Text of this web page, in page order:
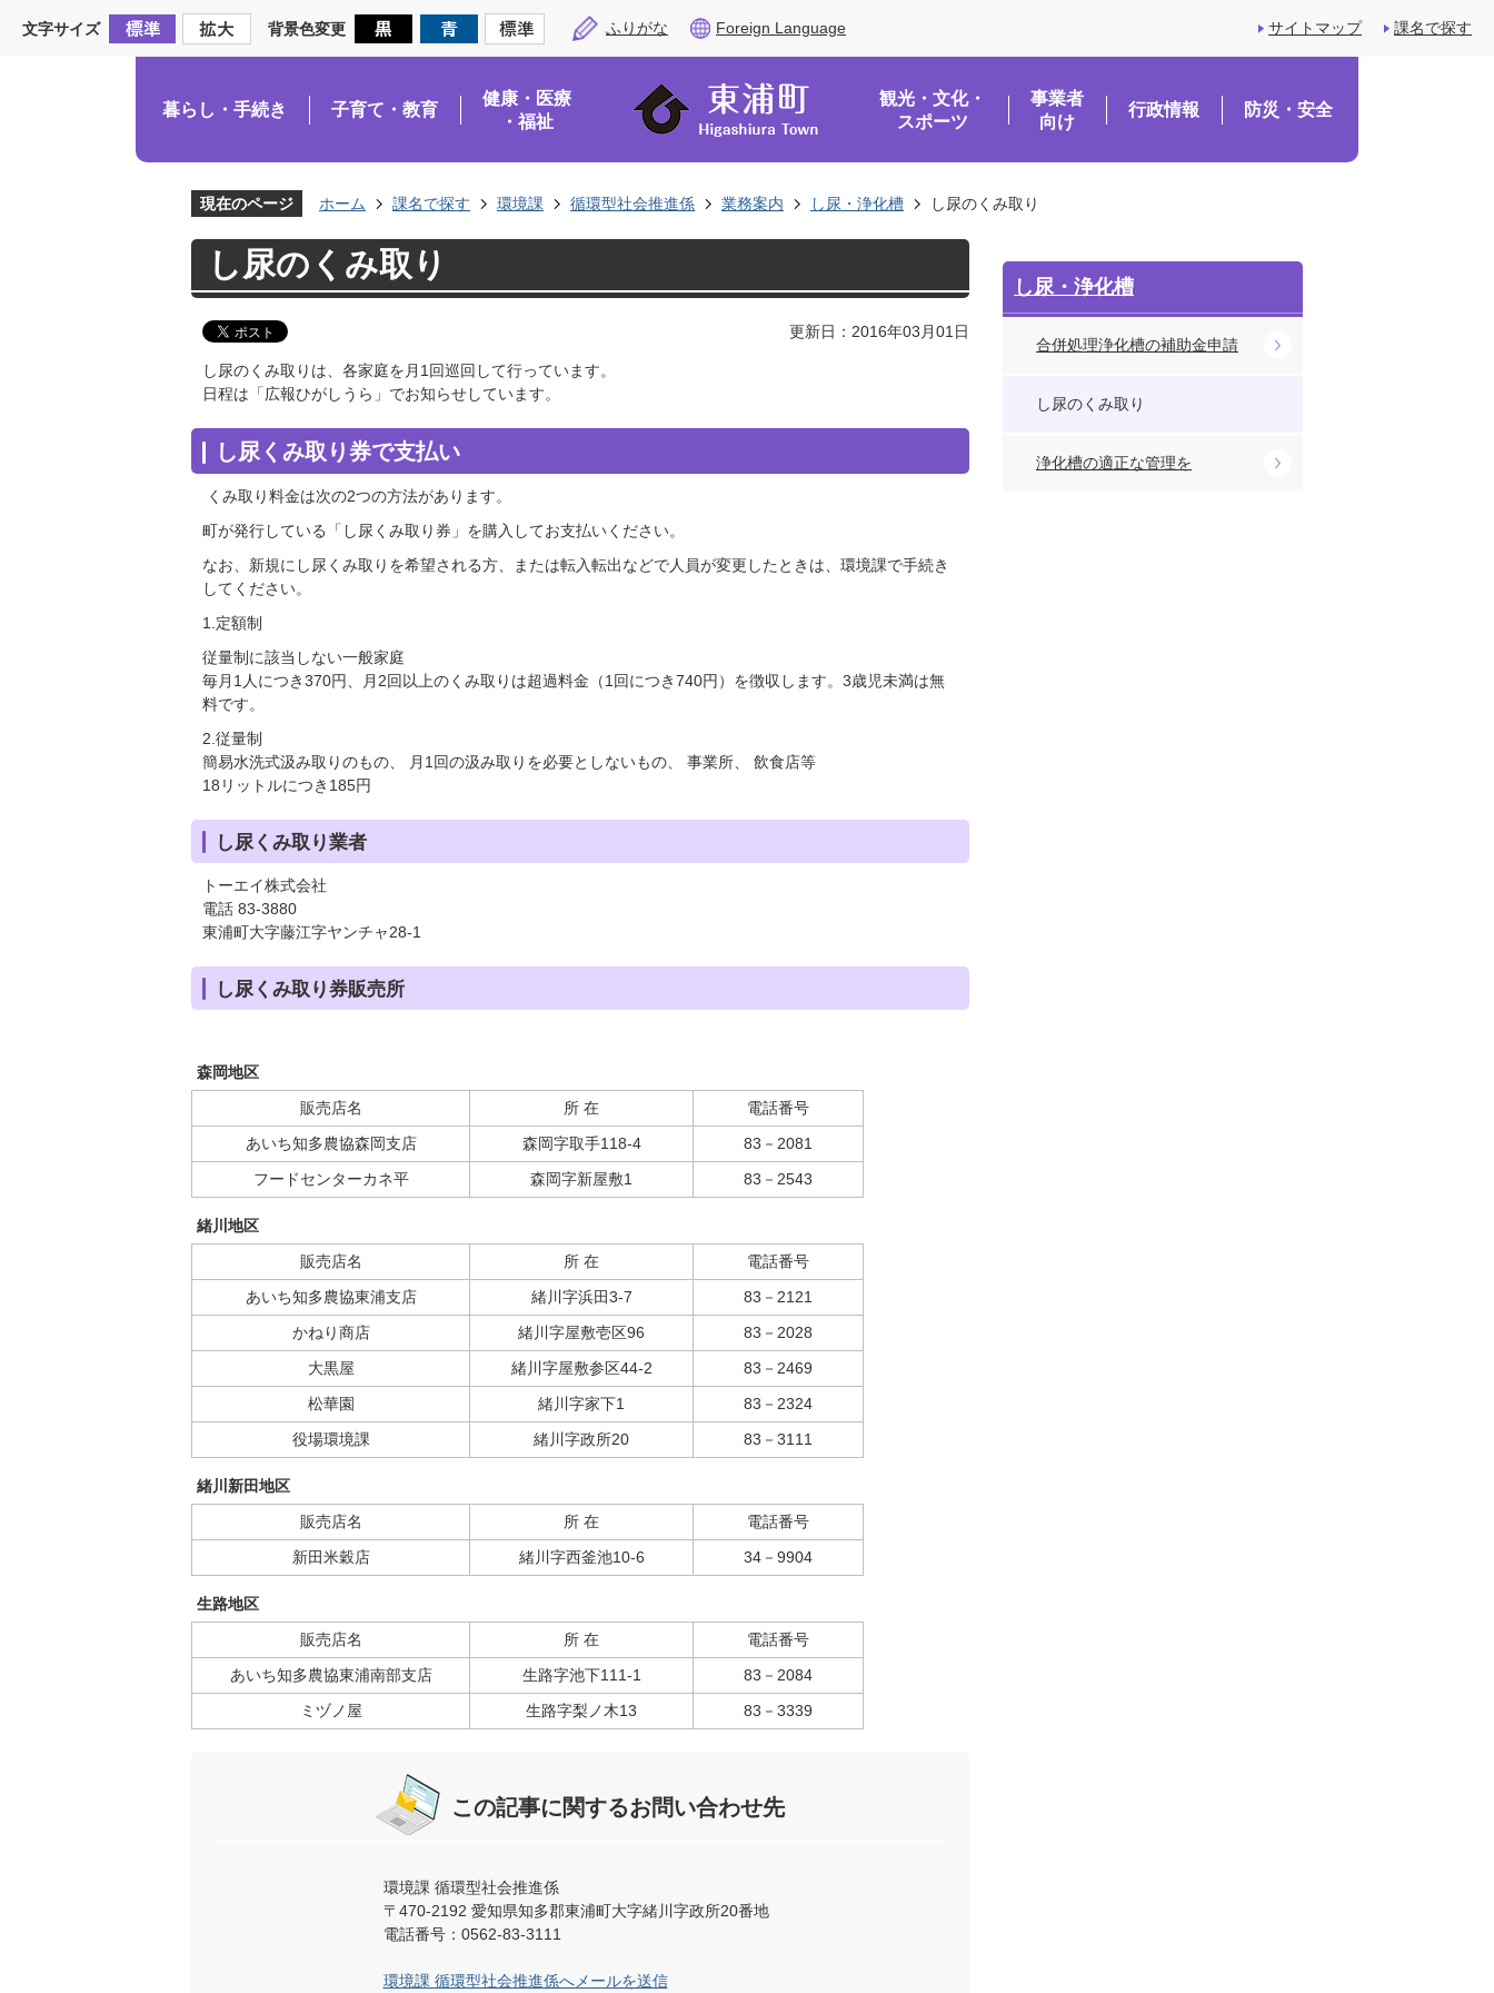
文字サイズ 背景色変更 ふりがな Foreign Language サイトマップ 課名で探す
暮らし・手続き 子育て・教育
健康・医療
・福祉
観光・文化・
スポーツ
事業者
向け
行政情報 防災・安全
現在のページ ホーム 課名で探す 環境課 循環型社会推進係 業務案内 し尿・浄化槽 し尿のくみ取り
し尿のくみ取り
更新日：2016年03月01日
し尿のくみ取りは、各家庭を月1回巡回して行っています。
日程は「広報ひがしうら」でお知らせしています。
し尿くみ取り券で支払い
くみ取り料金は次の2つの方法があります。
町が発行している「し尿くみ取り券」を購入してお支払いください。
なお、新規にし尿くみ取りを希望される方、または転入転出などで人員が変更したときは、環境課で手続き
してください。
1.定額制
従量制に該当しない一般家庭
毎月1人につき370円、月2回以上のくみ取りは超過料金（1回につき740円）を徴収します。3歳児未満は無
料です。
2.従量制
簡易水洗式汲み取りのもの、 月1回の汲み取りを必要としないもの、 事業所、 飲食店等
18リットルにつき185円
し尿くみ取り業者
トーエイ株式会社
電話 83-3880
東浦町大字藤江字ヤンチャ28-1
し尿くみ取り券販売所
森岡地区
販売店名
所 在
電話番号
あいち知多農協森岡支店
森岡字取手118‐4
83－2081
フードセンターカネ平
森岡字新屋敷1 83－2543
緒川地区
販売店名
所 在
電話番号
あいち知多農協東浦支店
緒川字浜田3‐7
83－2121
かねり商店
緒川字屋敷壱区96
83－2028
大黒屋
緒川字屋敷参区44‐2
83－2469
松華園
緒川字家下1
83－2324
役場環境課
緒川字政所20 83－3111
緒川新田地区
販売店名
所 在
電話番号
新田米穀店
緒川字西釜池10‐6 34－9904
生路地区
販売店名
所 在
電話番号
あいち知多農協東浦南部支店
生路字池下111‐1
83－2084
ミヅノ屋
生路字梨ノ木13 83－3339
この記事に関するお問い合わせ先
環境課 循環型社会推進係
〒470-2192 愛知県知多郡東浦町大字緒川字政所20番地
電話番号：0562-83-3111
環境課 循環型社会推進係へメールを送信
し尿・浄化槽
合併処理浄化槽の補助金申請
し尿のくみ取り
浄化槽の適正な管理を